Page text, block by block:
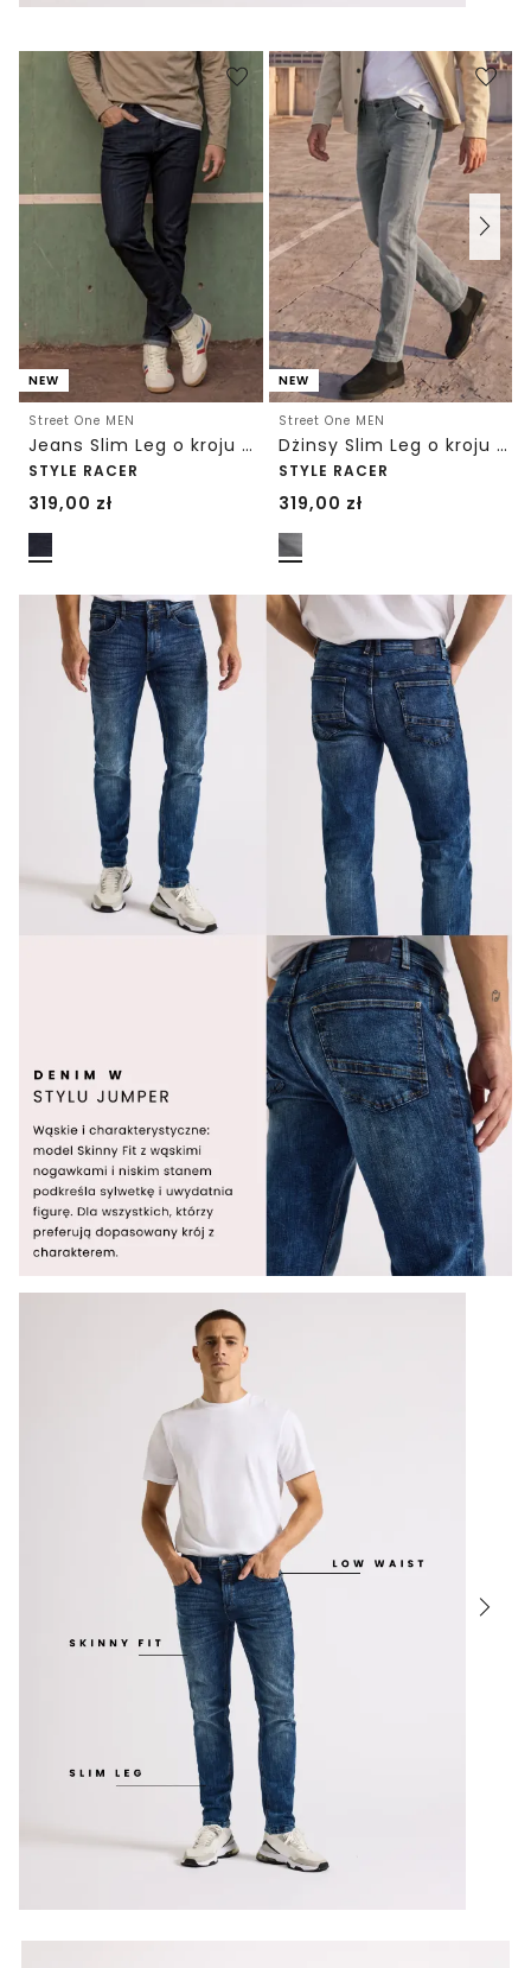
NEW
Street One MEN
Jeans Slim Leg o kroju Slim Fit
STYLE RACER
319,00 zł
NEW
Street One MEN
Dżinsy Slim Leg o kroju Slim Fit
STYLE RACER
319,00 zł